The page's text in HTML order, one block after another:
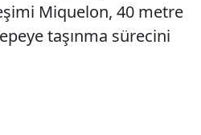
Miquelon, 40 metre
taşınma sürecini